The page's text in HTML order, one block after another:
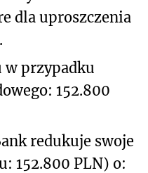
dla uproszczenia
w przypadku
152.800
redukuje swoje
152.800 PLN) o: